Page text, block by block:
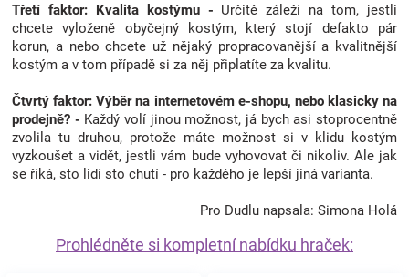
Třetí faktor: Kvalita kostýmu - Určitě záleží na tom, jestli
chcete vyloženě obyčejný kostým, který stojí defakto pár
korun, a nebo chcete už nějaký propracovanější a kvalitnější
kostým a v tom případě si za něj připlatíte za kvalitu.
Čtvrtý faktor: Výběr na internetovém e-shopu, nebo klasicky na
prodejně? - Každý volí jinou možnost, já bych asi stoprocentně
zvolila tu druhou, protože máte možnost si v klidu kostým
vyzkoušet a vidět, jestli vám bude vyhovovat či nikoliv. Ale jak
se říká, sto lidí sto chutí - pro každého je lepší jiná varianta.
Pro Dudlu napsala: Simona Holá
Prohlédněte si kompletní nabídku hraček: